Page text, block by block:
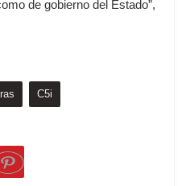
de gobierno del Estado”,
C5i